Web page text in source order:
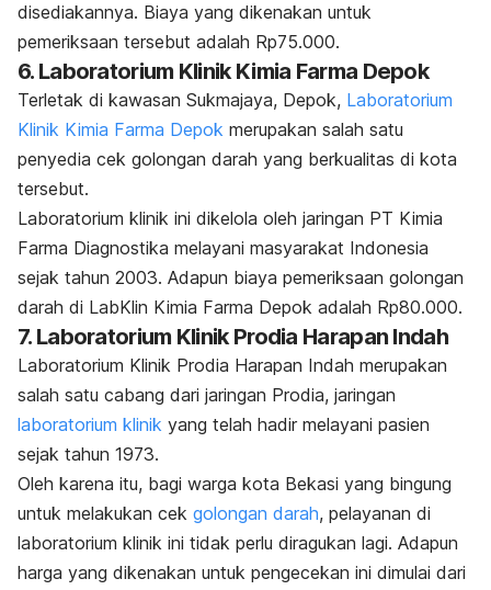
disediakannya. Biaya yang dikenakan untuk
pemeriksaan tersebut adalah Rp75.000.
6. Laboratorium Klinik Kimia Farma Depok
Terletak di kawasan Sukmajaya, Depok, Laboratorium
Klinik Kimia Farma Depok merupakan salah satu
penyedia cek golongan darah yang berkualitas di kota
tersebut.
Laboratorium klinik ini dikelola oleh jaringan PT Kimia
Farma Diagnostika melayani masyarakat Indonesia
sejak tahun 2003. Adapun biaya pemeriksaan golongan
darah di LabKlin Kimia Farma Depok adalah Rp80.000.
7. Laboratorium Klinik Prodia Harapan Indah
Laboratorium Klinik Prodia Harapan Indah merupakan
salah satu cabang dari jaringan Prodia, jaringan
laboratorium klinik yang telah hadir melayani pasien
sejak tahun 1973.
Oleh karena itu, bagi warga kota Bekasi yang bingung
untuk melakukan cek golongan darah, pelayanan di
laboratorium klinik ini tidak perlu diragukan lagi. Adapun
harga yang dikenakan untuk pengecekan ini dimulai dari